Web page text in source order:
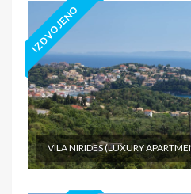
IZDVOJENO
VILA NIRIDES (LUXURY